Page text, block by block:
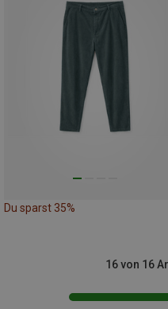
Du sparst 35%
16 von 16